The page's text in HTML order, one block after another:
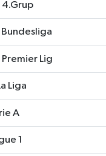
4.Grup
Lig
Liga
A
1